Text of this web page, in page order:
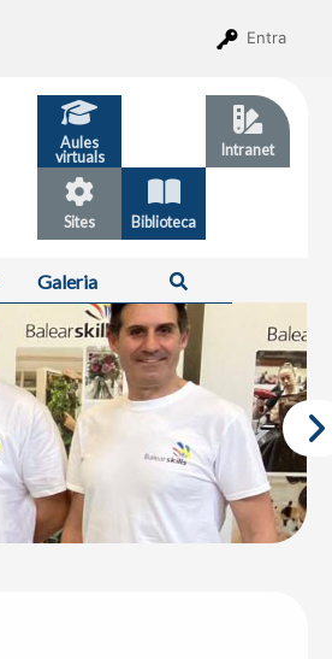
Entra
Aules
virtuals
Intranet
Sites Biblioteca
Galeria Cerca